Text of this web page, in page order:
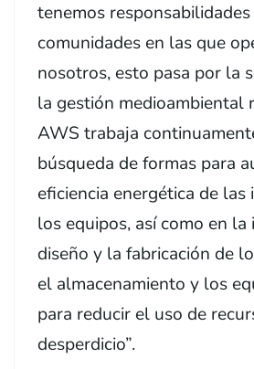
tenemos
comunidades en las que
nosotros, esto pasa por la
la gestión medioambiental
AWS trabaja
búsqueda de formas para
eficiencia energética de las
los equipos, así como en
diseño y la fabricación de
el almacenamiento y los
para reducir el uso de
desperdicio”.